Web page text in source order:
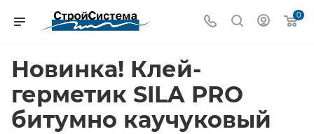
0
Новинка! Клей-
герметик SILA PRO
битумно каучуковый